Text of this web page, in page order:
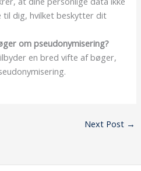
til dig, hvilket beskytter dit
om pseudonymisering?
en bred vifte af bøger,
Next Post →